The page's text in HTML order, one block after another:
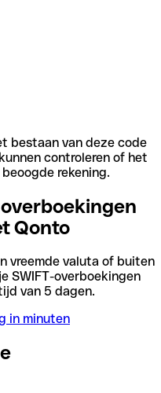
bestaan van deze code
controleren of het
rekening.
Qonto
vreemde valuta of buiten
SWIFT-overboekingen
van 5 dagen.
in minuten